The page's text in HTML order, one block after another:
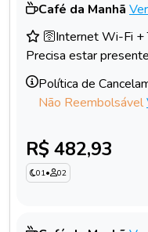
Café da Manhã
🛜Internet Wi-Fi +
Precisa estar
Política de
Não Reembolsável
R$ 482,93
01• 02